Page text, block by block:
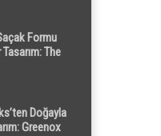
Formu
The
Doğayla
Greenox